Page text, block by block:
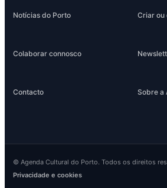
Notícias do Porto Criar ou
Colaborar connosco
Contacto Sobre a
© Agenda Cultural do Porto. Todos os direitos
Privacidade e cookies